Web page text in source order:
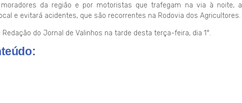
da região e por motoristas que trafegam na via à noite, a
e evitará acidentes, que são recorrentes na Rodovia dos Agricultores.
do Jornal de Valinhos na tarde desta terça-feira, dia 1°.